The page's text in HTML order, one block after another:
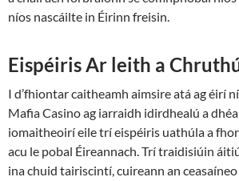
níos nascáilte in Éirinn freisin.
Eispéiris Ar leith a
I d’fhiontar caitheamh aimsire atá ag éirí
Mafia Casino ag iarraidh idirdhealú a
iomaitheoirí eile trí eispéiris uathúla a
acu le pobal Éireannach. Trí traidisiúin
ina chuid tairiscintí, cuireann an